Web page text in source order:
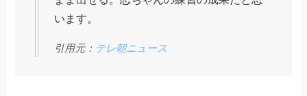
います。
引用元： テレ朝ニュース